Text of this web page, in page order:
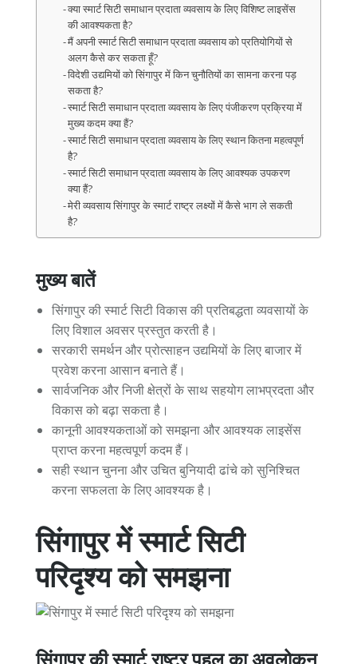
क्या स्मार्ट सिटी समाधान प्रदाता व्यवसाय के लिए विशिष्ट लाइसेंस
की आवश्यकता है?
मैं अपनी स्मार्ट सिटी समाधान प्रदाता व्यवसाय को प्रतियोगियों से
अलग कैसे कर सकता हूँ?
विदेशी उद्यमियों को सिंगापुर में किन चुनौतियों का सामना करना पड़
सकता है?
स्मार्ट सिटी समाधान प्रदाता व्यवसाय के लिए पंजीकरण प्रक्रिया में
मुख्य कदम क्या हैं?
स्मार्ट सिटी समाधान प्रदाता व्यवसाय के लिए स्थान कितना महत्वपूर्ण
है?
स्मार्ट सिटी समाधान प्रदाता व्यवसाय के लिए आवश्यक उपकरण
क्या हैं?
मेरी व्यवसाय सिंगापुर के स्मार्ट राष्ट्र लक्ष्यों में कैसे भाग ले सकती
है?
मुख्य बातें
सिंगापुर की स्मार्ट सिटी विकास की प्रतिबद्धता व्यवसायों के
लिए विशाल अवसर प्रस्तुत करती है।
सरकारी समर्थन और प्रोत्साहन उद्यमियों के लिए बाजार में
प्रवेश करना आसान बनाते हैं।
सार्वजनिक और निजी क्षेत्रों के साथ सहयोग लाभप्रदता और
विकास को बढ़ा सकता है।
कानूनी आवश्यकताओं को समझना और आवश्यक लाइसेंस
प्राप्त करना महत्वपूर्ण कदम हैं।
सही स्थान चुनना और उचित बुनियादी ढांचे को सुनिश्चित
करना सफलता के लिए आवश्यक है।
सिंगापुर में स्मार्ट सिटी
परिदृश्य को समझना
सिंगापुर की स्मार्ट राष्ट्र पहल का अवलोकन